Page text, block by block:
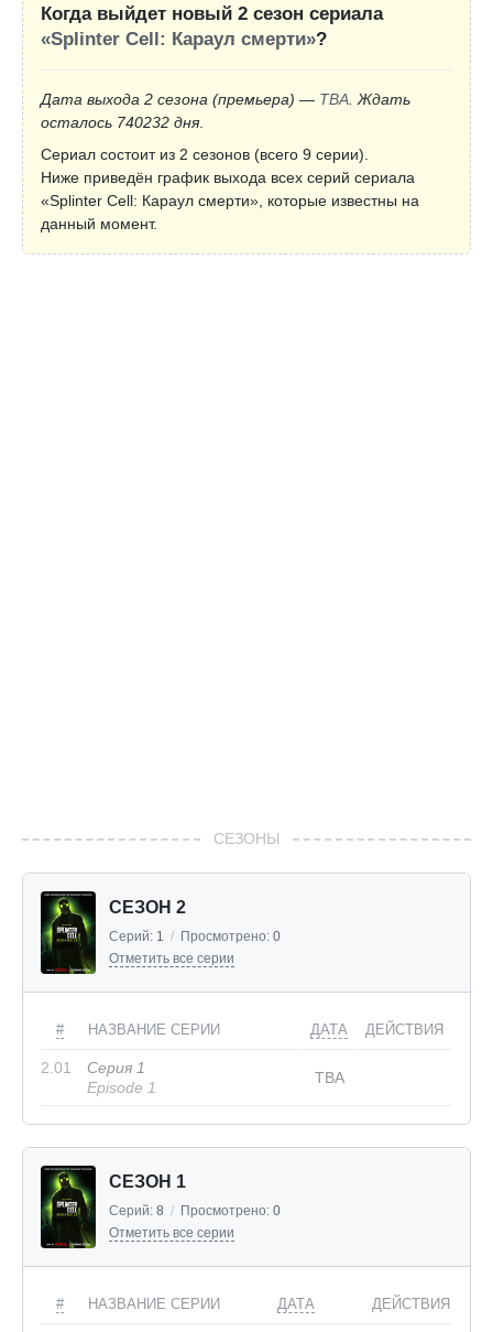
Когда выйдет новый 2 сезон сериала
«Splinter Cell: Караул смерти»?
Дата выхода 2 сезона (премьера) — TBA. Ждать
осталось 740232 дня.
Сериал состоит из 2 сезонов (всего 9 серии).
Ниже приведён график выхода всех серий сериала
«Splinter Cell: Караул смерти», которые известны на
данный момент.
СЕЗОНЫ
СЕЗОН 2
Серий: 1 / Просмотрено: 0
Отметить все серии
# НАЗВАНИЕ СЕРИИ ДАТА ДЕЙСТВИЯ
2.01
Серия 1
Episode 1
TBA
СЕЗОН 1
Серий: 8 / Просмотрено: 0
Отметить все серии
# НАЗВАНИЕ СЕРИИ ДАТА ДЕЙСТВИЯ